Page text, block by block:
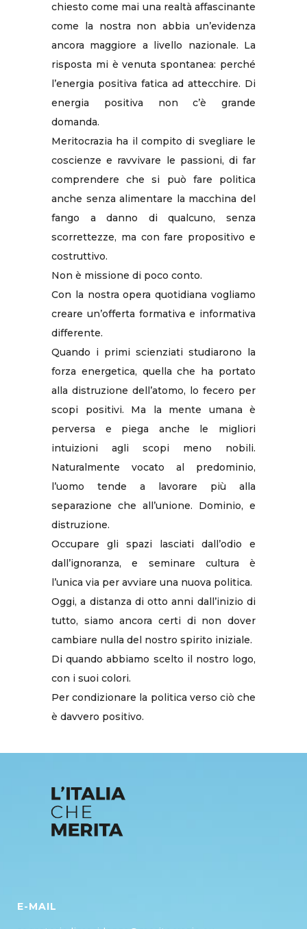
chiesto come mai una realtà affascinante
come la nostra non abbia un’evidenza
ancora maggiore a livello nazionale. La
risposta mi è venuta spontanea: perché
l’energia positiva fatica ad attecchire. Di
energia positiva non c’è grande
domanda.
Meritocrazia ha il compito di svegliare le
coscienze e ravvivare le passioni, di far
comprendere che si può fare politica
anche senza alimentare la macchina del
fango a danno di qualcuno, senza
scorrettezze, ma con fare propositivo e
costruttivo.
Non è missione di poco conto.
Con la nostra opera quotidiana vogliamo
creare un’offerta formativa e informativa
differente.
Quando i primi scienziati studiarono la
forza energetica, quella che ha portato
alla distruzione dell’atomo, lo fecero per
scopi positivi. Ma la mente umana è
perversa e piega anche le migliori
intuizioni agli scopi meno nobili.
Naturalmente vocato al predominio,
l’uomo tende a lavorare più alla
separazione che all’unione. Dominio, e
distruzione.
Occupare gli spazi lasciati dall’odio e
dall’ignoranza, e seminare cultura è
l’unica via per avviare una nuova politica.
Oggi, a distanza di otto anni dall’inizio di
tutto, siamo ancora certi di non dover
cambiare nulla del nostro spirito iniziale.
Di quando abbiamo scelto il nostro logo,
con i suoi colori.
Per condizionare la politica verso ciò che
è davvero positivo.
E-MAIL